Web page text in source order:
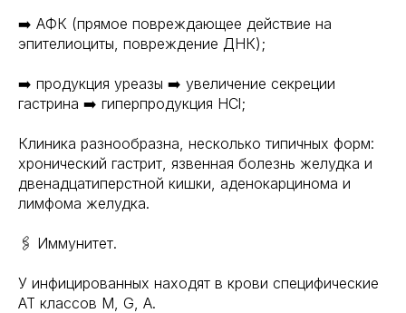
➡️ АФК (прямое повреждающее действие на
эпителиоциты, повреждение ДНК);
➡️ продукция уреазы ➡️ увеличение секреции
гастрина ➡️ гиперпродукция НСl;
Клиника разнообразна, несколько типичных форм:
хронический гастрит, язвенная болезнь желудка и
двенадцатиперстной кишки, аденокарцинома и
лимфома желудка.
🖇 Иммунитет.
У инфицированных находят в крови специфические
АТ классов M, G, A.